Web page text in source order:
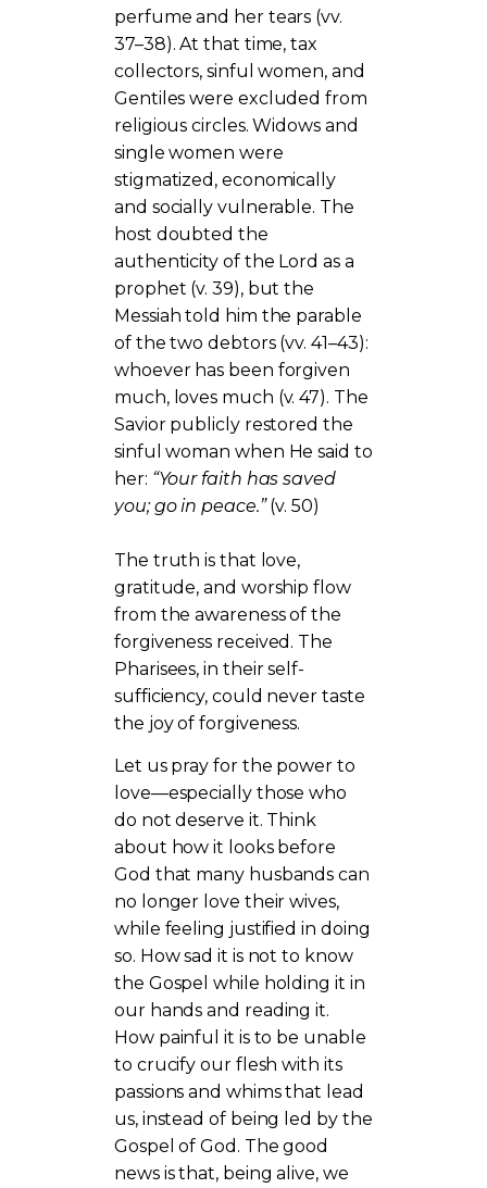
perfume and her tears (vv.
37–38). At that time, tax
collectors, sinful women, and
Gentiles were excluded from
religious circles. Widows and
single women were
stigmatized, economically
and socially vulnerable. The
host doubted the
authenticity of the Lord as a
prophet (v. 39), but the
Messiah told him the parable
of the two debtors (vv. 41–43):
whoever has been forgiven
much, loves much (v. 47). The
Savior publicly restored the
sinful woman when He said to
her: “Your faith has saved
you; go in peace.”(v. 50)
The truth is that love,
gratitude, and worship flow
from the awareness of the
forgiveness received. The
Pharisees, in their self-
sufficiency, could never taste
the joy of forgiveness.
Let us pray for the power to
love—especially those who
do not deserve it. Think
about how it looks before
God that many husbands can
no longer love their wives,
while feeling justified in doing
so. How sad it is not to know
the Gospel while holding it in
our hands and reading it.
How painful it is to be unable
to crucify our flesh with its
passions and whims that lead
us, instead of being led by the
Gospel of God. The good
news is that, being alive, we